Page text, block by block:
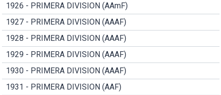
1926 - PRIMERA DIVISION (AAmF)
1927 - PRIMERA DIVISION (AAAF)
1928 - PRIMERA DIVISION (AAAF)
1929 - PRIMERA DIVISION (AAAF)
1930 - PRIMERA DIVISION (AAAF)
1931 - PRIMERA DIVISION (AAF)